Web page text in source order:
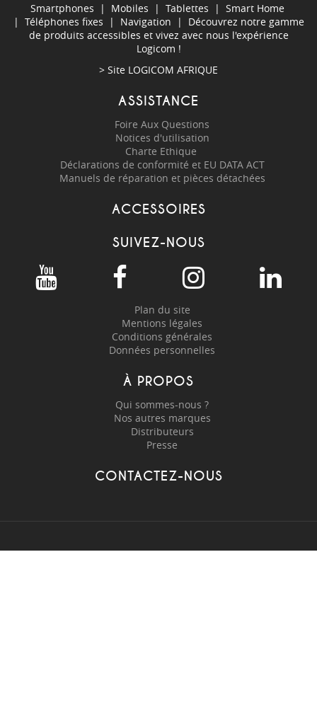
Smartphones | Mobiles | Tablettes | Smart Home
| Téléphones fixes | Navigation | Découvrez notre gamme
de produits accessibles et vivez avec nous l'expérience
Logicom !
> Site LOGICOM AFRIQUE
ASSISTANCE
Foire Aux Questions
Notices d'utilisation
Charte Ethique
Déclarations de conformité et EU DATA ACT
Manuels de réparation et pièces détachées
ACCESSOIRES
SUIVEZ-NOUS
Plan du site
Mentions légales
Conditions générales
Données personnelles
À PROPOS
Qui sommes-nous ?
Nos autres marques
Distributeurs
Presse
CONTACTEZ-NOUS